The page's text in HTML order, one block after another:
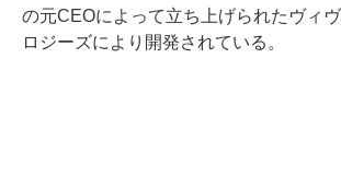
の元CEOによって立ち上げられたヴィ
ロジーズにより開発されている。